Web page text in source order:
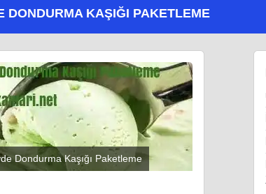
DONDURMA KAŞIĞI PAKETLEME
Dondurma Kaşığı Paketleme